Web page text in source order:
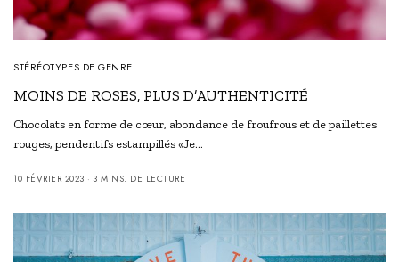
STÉRÉOTYPES DE GENRE
MOINS DE ROSES, PLUS D’AUTHENTICITÉ
Chocolats en forme de cœur, abondance de froufrous et de paillettes
rouges, pendentifs estampillés «Je…
10 FÉVRIER 2023 3 MINS. DE LECTURE